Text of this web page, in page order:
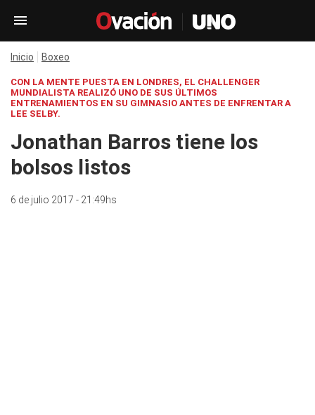
Inicio Boxeo
CON LA MENTE PUESTA EN LONDRES, EL CHALLENGER
MUNDIALISTA REALIZÓ UNO DE SUS ÚLTIMOS
ENTRENAMIENTOS EN SU GIMNASIO ANTES DE ENFRENTAR A
LEE SELBY.
Jonathan Barros tiene los
bolsos listos
6 de julio 2017 - 21:49hs